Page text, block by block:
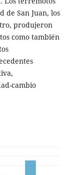
de San Juan, los
produjeron
como también
cambio